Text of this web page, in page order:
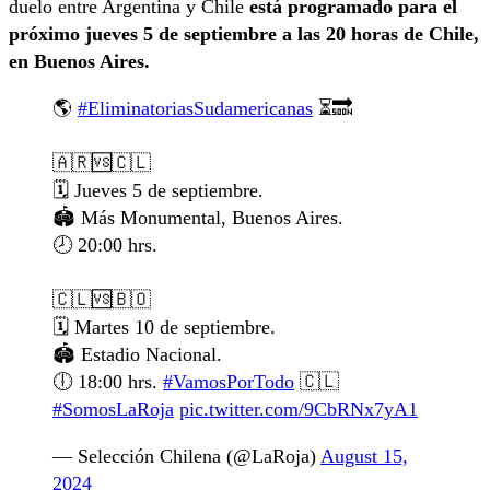
duelo entre Argentina y Chile está programado para el
próximo jueves 5 de septiembre a las 20 horas de Chile,
en Buenos Aires.
🌎 #EliminatoriasSudamericanas ⏳🔜
🇦🇷🆚🇨🇱
🗓️ Jueves 5 de septiembre.
🏟️ Más Monumental, Buenos Aires.
🕗 20:00 hrs.
🇨🇱🆚🇧🇴
🗓️ Martes 10 de septiembre.
🏟️ Estadio Nacional.
🕕 18:00 hrs. #VamosPorTodo 🇨🇱
#SomosLaRoja pic.twitter.com/9CbRNx7yA1
— Selección Chilena (@LaRoja) August 15,
2024